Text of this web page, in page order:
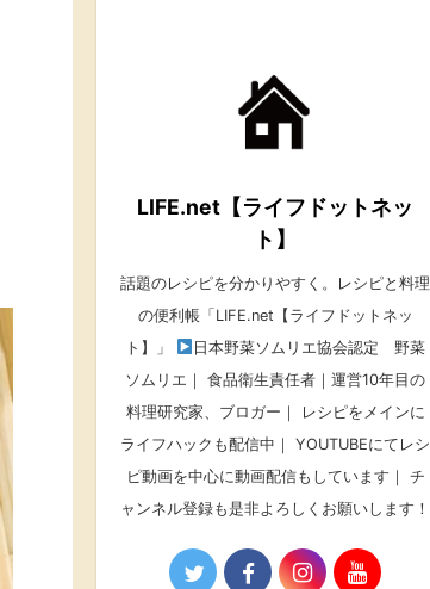
LIFE.net【ライフドットネッ
ト】
話題のレシピを分かりやすく。レシピと料理
の便利帳「LIFE.net【ライフドットネッ
ト】」
日本野菜ソムリエ協会認定 野菜
ソムリエ｜ 食品衛生責任者｜運営10年目の
料理研究家、ブロガー｜ レシピをメインに
ライフハックも配信中｜ YOUTUBEにてレシ
ピ動画を中心に動画配信もしています｜ チ
ャンネル登録も是非よろしくお願いします！